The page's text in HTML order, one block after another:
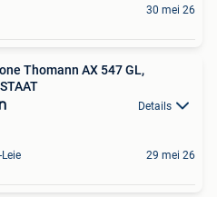
30 mei 26
Thomann AX 547 GL,
Details
Leie 29 mei 26